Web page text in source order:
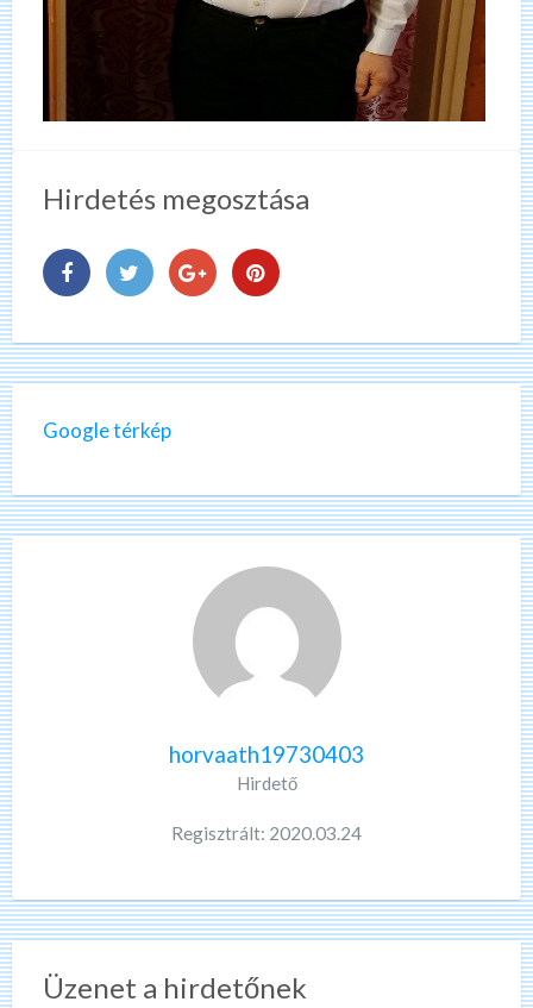
Hirdetés megosztása
Google térkép
horvaath19730403
Hirdető
Regisztrált: 2020.03.24
Üzenet a hirdetőnek